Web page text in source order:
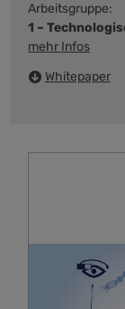
Arbeitsgruppe:
1 –
mehr Infos
Whitepaper